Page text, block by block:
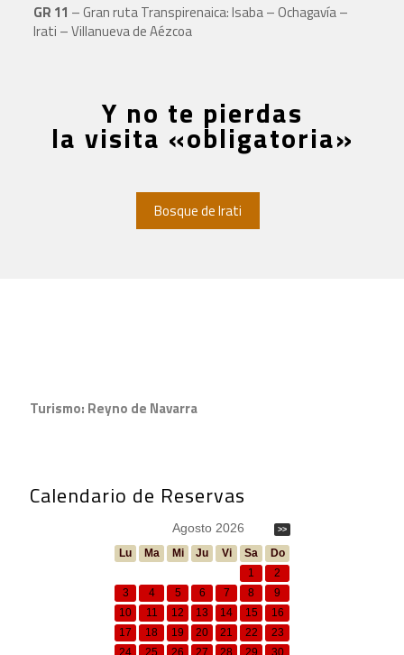
GR 11 – Gran ruta Transpirenaica: Isaba – Ochagavía –
Irati – Villanueva de Aézcoa
Y no te pierdas
la visita «obligatoria»
Bosque de Irati
Turismo: Reyno de Navarra
Calendario de Reservas